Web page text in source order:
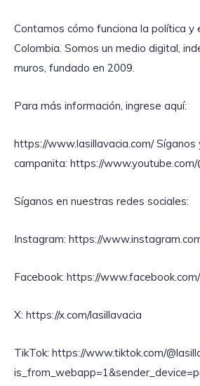
Contamos cómo funciona la política y
Colombia. Somos un medio digital,
muros, fundado en 2009.
Para más información, ingrese aquí:
https://www.lasillavacia.com/ Síganos
campanita: https://www.youtube.com/
Síganos en nuestras redes sociales:
Instagram: https://
Facebook: https://
X: https://x.com/lasillavacia
TikTok: https://www.tiktok.com/